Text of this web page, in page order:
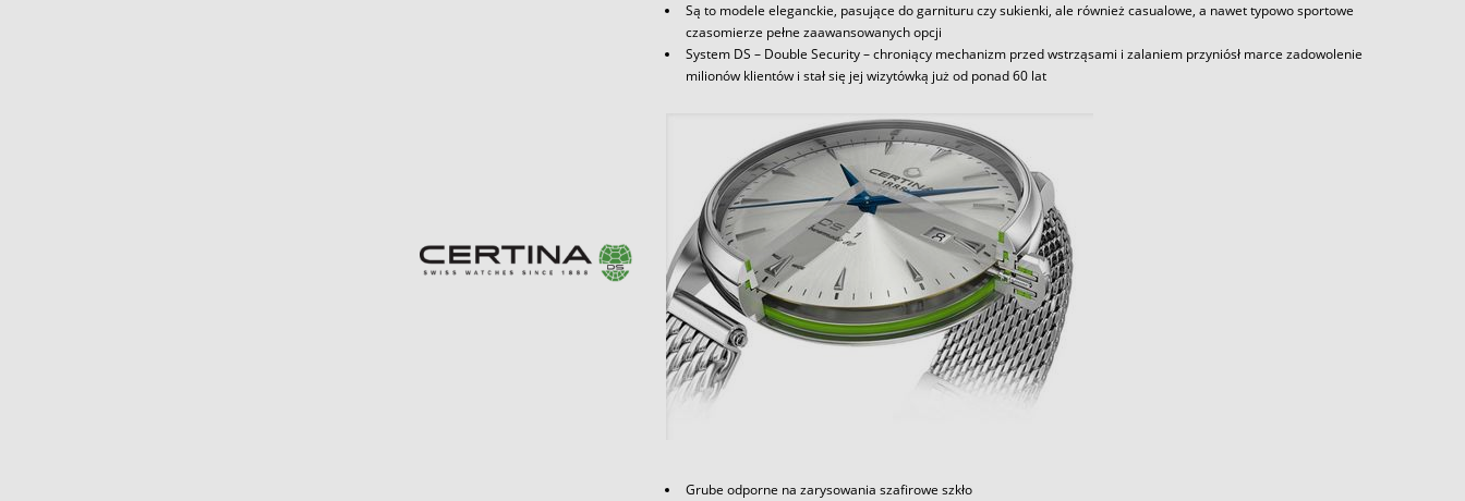
Są to modele eleganckie, pasujące do garnituru czy sukienki, ale również casualowe, a nawet typowo sportowe
czasomierze pełne zaawansowanych opcji
System DS – Double Security – chroniący mechanizm przed wstrząsami i zalaniem przyniósł marce zadowolenie
milionów klientów i stał się jej wizytówką już od ponad 60 lat
Grube odporne na zarysowania szafirowe szkło